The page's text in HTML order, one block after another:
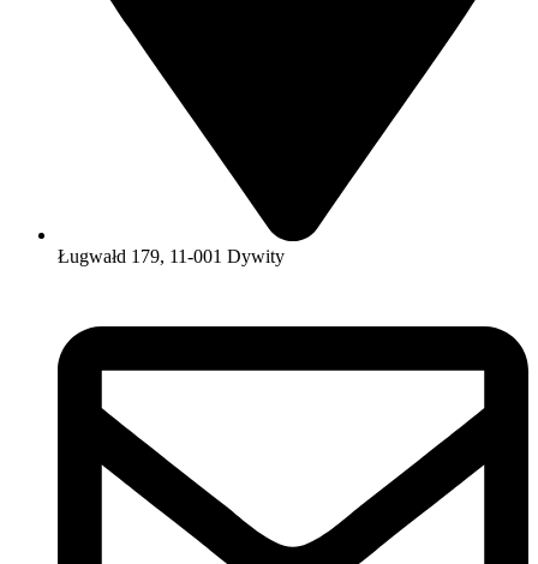
Ługwałd 179, 11-001 Dywity